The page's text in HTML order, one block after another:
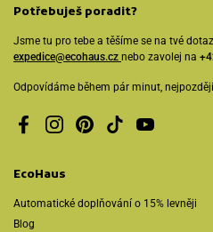
Potřebuješ poradit?
Jsme tu pro tebe a těšíme se na tvé
expedice@ecohaus.cz nebo zavolej na
Odpovídáme během pár minut,
FacebookInstagramPinterestTikTokYouTube
EcoHaus
Automatické doplňování o 15% levněji
Blog